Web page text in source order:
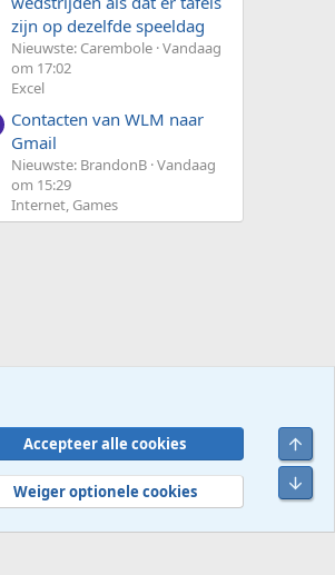
zijn op dezelfde speeldag
Nieuwste: Carembole Vandaag
om 17:02
Excel
Contacten van WLM naar
Gmail
Nieuwste: BrandonB Vandaag
om 15:29
Internet, Games
regels Privacybeleid Help
R
S
Accepteer alle cookies
Weiger optionele cookies